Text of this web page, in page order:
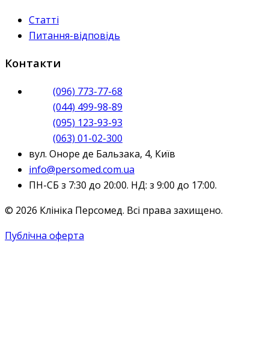
Статті
Питання-відповідь
Контакти
(096) 773-77-68
(044) 499-98-89
(095) 123-93-93
(063) 01-02-300
вул. Оноре де Бальзака, 4, Київ
info@persomed.com.ua
ПН-СБ з 7:30 до 20:00. НД: з 9:00 до 17:00.
© 2026 Клініка Персомед. Всі права захищено.
Публічна оферта